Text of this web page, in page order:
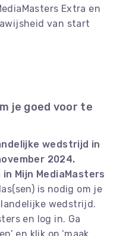
Extra en
van start
je goed voor te
wedstrijd in
2024.
Mijn MediaMasters
is nodig om je
wedstrijd.
en log in. Ga